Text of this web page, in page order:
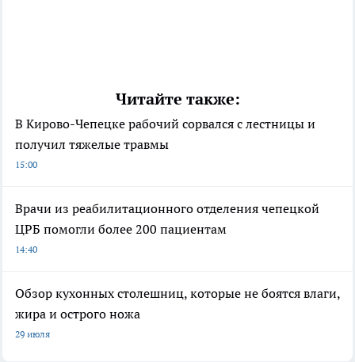
Читайте также:
В Кирово-Чепецке рабочий сорвался с лестницы и
получил тяжелые травмы
15:00
Врачи из реабилитационного отделения чепецкой
ЦРБ помогли более 200 пациентам
14:40
Обзор кухонных столешниц, которые не боятся влаги,
жира и острого ножа
29 июля